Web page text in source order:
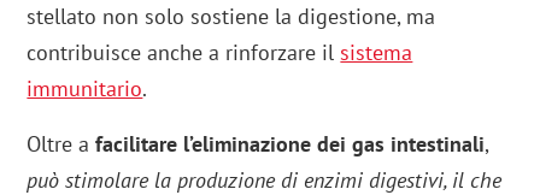
stellato non solo sostiene la digestione, ma
contribuisce anche a rinforzare il sistema
immunitario.
Oltre afacilitare l’eliminazione dei gas intestinali,
può stimolare la produzione di enzimi digestivi, il che